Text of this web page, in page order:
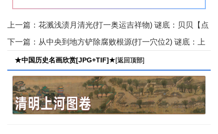
上一篇： 花溅浅渍月清光(打一奥运吉祥物) 谜底：贝贝【点
击查看】
下一篇： 从中央到地方铲除腐败根源(打一穴位2) 谜底：上
廉，下廉【点击查看】
★中国历史名画欣赏[JPG+TIF]★[返回顶部]